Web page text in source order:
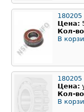
180205
Цена:
Кол-
В
180205
Цена:
Кол-
В